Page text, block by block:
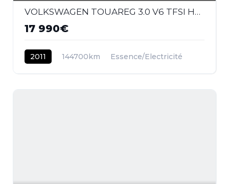
VOLKSWAGEN TOUAREG 3.0 V6 TFSI Hybrid - BV Tiptronic
17 990€
2011 144700km Essence/Electricité